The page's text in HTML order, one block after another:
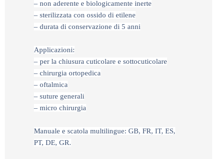
– non aderente e biologicamente inerte
– sterilizzata con ossido di etilene
– durata di conservazione di 5 anni
Applicazioni:
– per la chiusura cuticolare e sottocuticolare
– chirurgia ortopedica
– oftalmica
– suture generali
– micro chirurgia
Manuale e scatola multilingue: GB, FR, IT, ES,
PT, DE, GR.